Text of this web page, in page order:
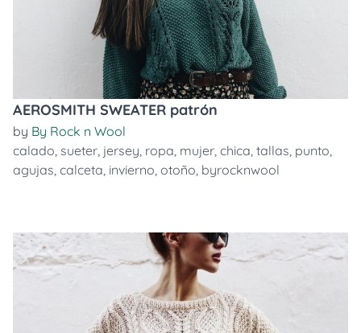
AEROSMITH SWEATER patrón
by By Rock n Wool
calado, sueter, jersey, ropa, mujer, chica, tallas, punto,
agujas, calceta, invierno, otoño, byrocknwool